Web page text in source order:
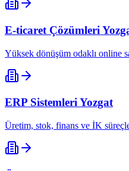
E-ticaret Çözümleri
Yüksek dönüşüm odaklı online
ERP SistemleriYozgat
Üretim, stok, finans ve İK